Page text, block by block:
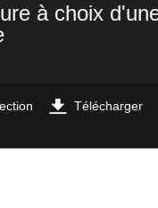
à choix
Télécharger